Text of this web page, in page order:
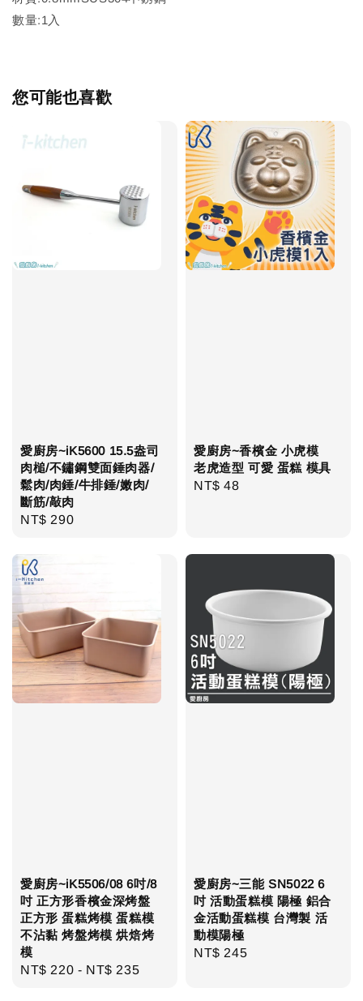
數量:1入
您可能也喜歡
愛廚房~iK5600 15.5盎司
肉槌/不鏽鋼雙面錘肉器/
鬆肉/肉錘/牛排錘/嫩肉/
斷筋/敲肉
Regular
NT$ 290
愛廚房~香檳金 小虎模
老虎造型 可愛 蛋糕 模具
Regular
NT$ 48
愛廚房~iK5506/08 6吋/8
吋 正方形香檳金深烤盤
正方形 蛋糕烤模 蛋糕模
不沾黏 烤盤烤模 烘焙烤
模
Regular
NT$ 220 - NT$ 235
愛廚房~三能 SN5022 6
吋 活動蛋糕模 陽極 鋁合
金活動蛋糕模 台灣製 活
動模陽極
Regular
NT$ 245